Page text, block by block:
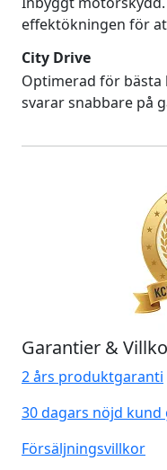
effektökningen för
City Drive
Optimerad för
svarar snabbare på
Garantier &
2 års produktgaranti
30 dagars nöjd kund
Försäljningsvillkor